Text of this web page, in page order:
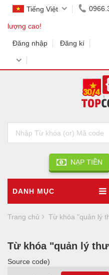
Tiếng Việt
lượng cao!
Đăng nhập Đăng kí
NẠP TIỀN
DANH MỤC
Trang chủ Từ khóa "quản lý
Từ khóa "quản lý
Source code)